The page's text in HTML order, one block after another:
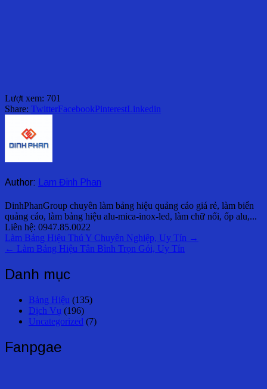
Lượt xem: 701
Share: TwitterFacebookPinterestLinkedin
Author: Lam Đinh Phan
DinhPhanGroup chuyên làm bảng hiệu quảng cáo giá rẻ, làm biển
quảng cáo, làm bảng hiệu alu-mica-inox-led, làm chữ nổi, ốp alu,...
Liên hệ: 0947.85.0022
Điều
hướng
bài
Làm Bảng Hiệu Thú Y Chuyên Nghiệp, Uy Tín →
← Làm Bảng Hiệu Tân Bình Trọn Gói, Uy Tín
Danh mục
Bảng Hiệu (135)
Dịch Vụ (196)
Uncategorized (7)
Fanpgae